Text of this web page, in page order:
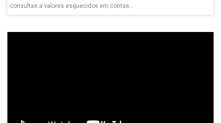
consultas a valores esquecidos em contas...